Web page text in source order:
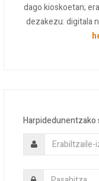
dago kioskoetan;
dezakezu: digitala
Harpidedunentzako